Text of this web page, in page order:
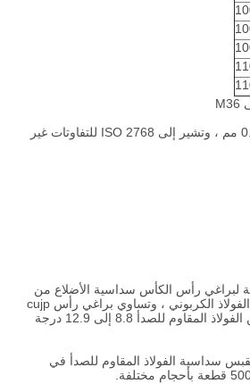
التفاوتات العادية هي +/- 0.1 مم ، وتشير إلى ISO 2768 للتفاوتات غير
لبراغي رأس الكأس سداسية الأضلاع من
4.8 إلى 12.9 على أساس الفولاذ الكربوني ، وتساوي براغي رأس cujp
ذات المقبس السداسي من الفولاذ المقاوم للصدأ 8.8 إلى 12.9 درجة
سداسية الفولاذ المقاوم للصدأ في